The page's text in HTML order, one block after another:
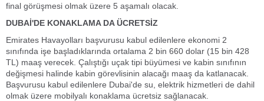
final görüşmesi olmak üzere 5 aşamalı olacak.
DUBAİ'DE KONAKLAMA DA ÜCRETSİZ
Emirates Havayolları başvurusu kabul edilenlere ekonomi 2
sınıfında işe başladıklarında ortalama 2 bin 660 dolar (15 bin 428
TL) maaş verecek. Çalıştığı uçak tipi büyümesi ve kabin sınıfının
değişmesi halinde kabin görevlisinin alacağı maaş da katlanacak.
Başvurusu kabul edilenlere Dubai'de su, elektrik hizmetleri de dahil
olmak üzere mobilyalı konaklama ücretsiz sağlanacak.